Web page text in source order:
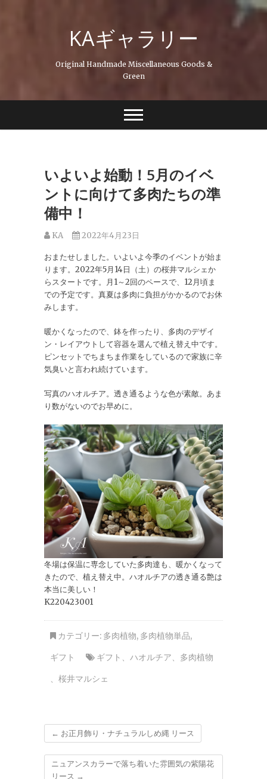
KAギャラリー
Original Handmade Miscellaneous Goods &
Green
いよいよ始動！5月のイベ
ントに向けて多肉たちの準
備中！
KA 2022年4月23日
おまたせしました。いよいよ今季のイベントが始ま
ります。2022年5月14日（土）の桜井マルシェか
らスタートです。月1～2回のペースで、12月頃ま
での予定です。真夏は多肉に負担がかかるのでお休
みします。
暖かくなったので、鉢を作ったり、多肉のデザイ
ン・レイアウトして容器を選んで植え替え中です。
ピンセットでちまちま作業をしているので家族に辛
気臭いと言われ続けています。
写真のハオルチア。透き通るような色が素敵。あま
り数がないのでお早めに。
冬場は保温に専念していた多肉達も、暖かくなって
きたので、植え替え中。ハオルチアの透き通る艶は
本当に美しい！
K220423001
カテゴリー: 多肉植物, 多肉植物単品,
ギフト
ギフト 、 ハオルチア、 多肉植物
、 桜井マルシェ
← お正月飾り・ナチュラルしめ縄 リース
ニュアンスカラーで落ち着いた雰囲気の紫陽花
リース →